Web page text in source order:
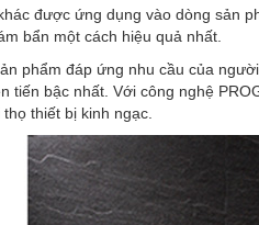
được ứng dụng vào dòng sản
bẩn một cách hiệu quả nhất.
phẩm đáp ứng nhu cầu của người
tiến bậc nhất. Với công nghệ
thiết bị kinh ngạc.